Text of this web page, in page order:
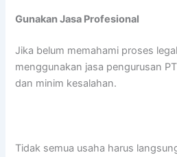
Gunakan Jasa Profesional
Jika belum memahami proses
menggunakan jasa pengurusan
dan minim kesalahan.
Tidak semua usaha harus